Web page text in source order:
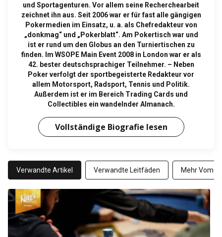
und Sportagenturen. Vor allem seine Recherchearbeit
zeichnet ihn aus. Seit 2006 war er für fast alle gängigen
Pokermedien im Einsatz, u. a. als Chefredakteur von
„donkmag“ und „Pokerblatt“. Am Pokertisch war und
ist er rund um den Globus an den Turniertischen zu
finden. Im WSOPE Main Event 2008 in London war er als
42. bester deutschsprachiger Teilnehmer. – Neben
Poker verfolgt der sportbegeisterte Redakteur vor
allem Motorsport, Radsport, Tennis und Politik.
Außerdem ist er im Bereich Trading Cards und
Collectibles ein wandelnder Almanach.
Vollständige Biografie lesen
Verwandte Artikel Verwandte Leitfäden Mehr Vom